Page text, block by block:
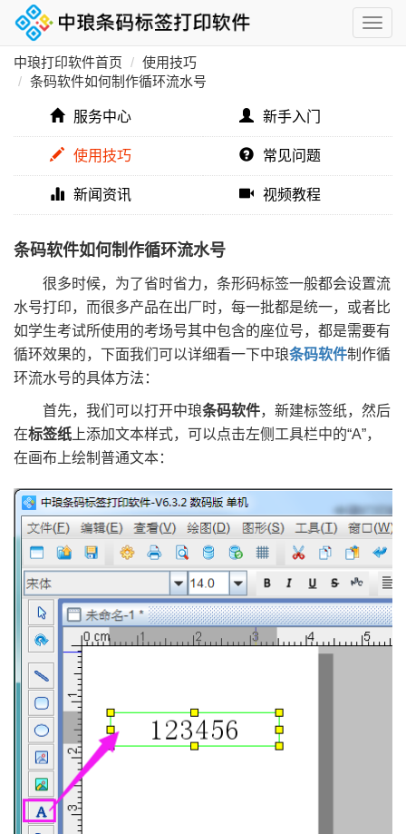
中琅打印软件首页
使用技巧
条码软件如何制作循环流水号
服务中心 新手入门
使用技巧 常见问题
新闻资讯 视频教程
条码软件如何制作循环流水号
很多时候，为了省时省力，条形码标签一般都会设置流
水号打印，而很多产品在出厂时，每一批都是统一，或者比
如学生考试所使用的考场号其中包含的座位号，都是需要有
循环效果的，下面我们可以详细看一下中琅条码软件制作循
环流水号的具体方法：
首先，我们可以打开中琅条码软件，新建标签纸，然后
在标签纸 上添加文本样式，可以点击左侧工具栏中的“A”，
在画布上绘制普通文本：